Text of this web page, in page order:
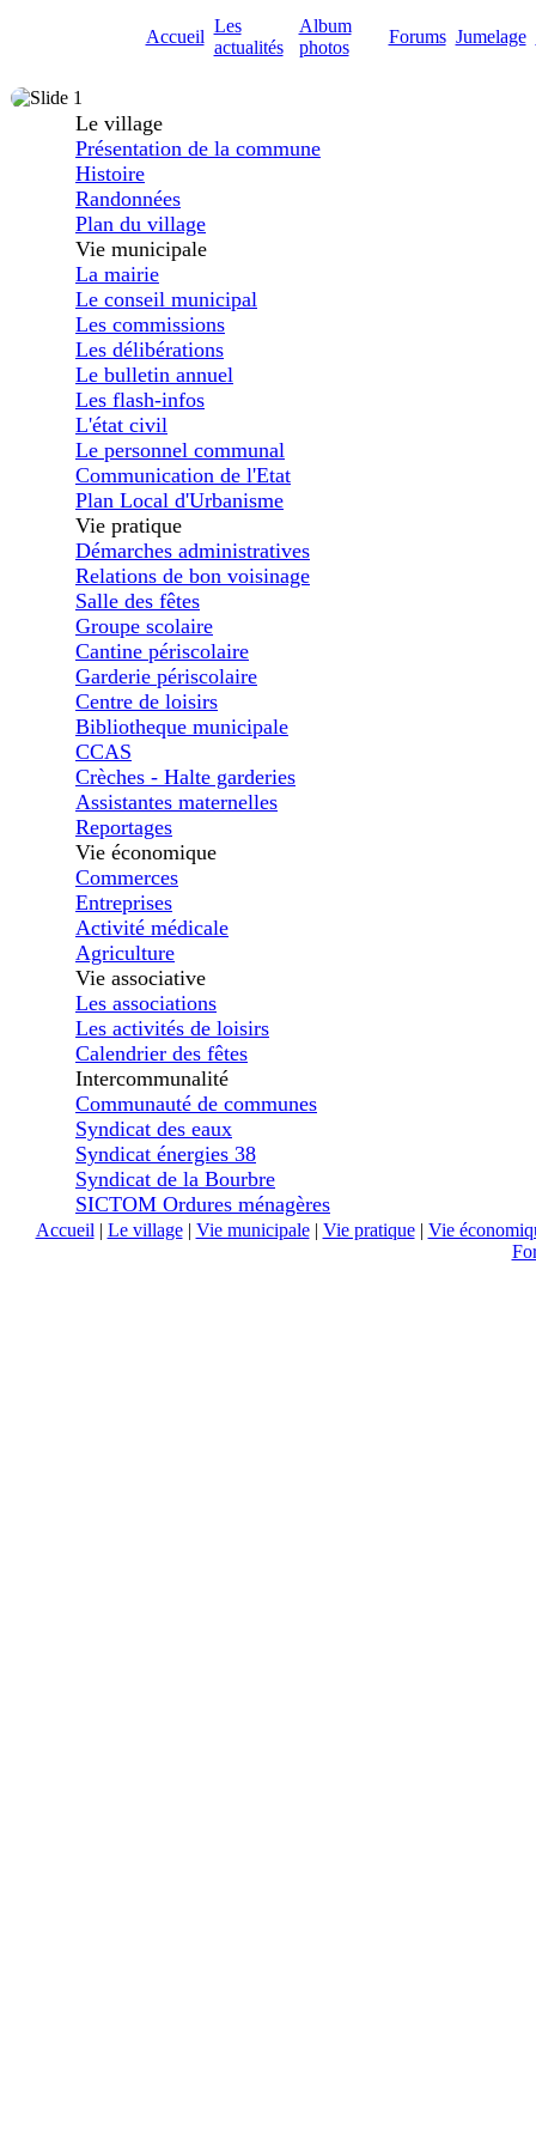
Accueil
Les
actualités
Album
photos
Forums Jumelage
Le village
Présentation de la commune
Histoire
Randonnées
Plan du village
Vie municipale
La mairie
Le conseil municipal
Les commissions
Les délibérations
Le bulletin annuel
Les flash-infos
L'état civil
Le personnel communal
Communication de l'Etat
Plan Local d'Urbanisme
Vie pratique
Démarches administratives
Relations de bon voisinage
Salle des fêtes
Groupe scolaire
Cantine périscolaire
Garderie périscolaire
Centre de loisirs
Bibliotheque municipale
CCAS
Crèches - Halte garderies
Assistantes maternelles
Reportages
Vie économique
Commerces
Entreprises
Activité médicale
Agriculture
Vie associative
Les associations
Les activités de loisirs
Calendrier des fêtes
Intercommunalité
Communauté de communes
Syndicat des eaux
Syndicat énergies 38
Syndicat de la Bourbre
SICTOM Ordures ménagères
Accueil | Le village| Vie municipale| Vie pratique| Vie